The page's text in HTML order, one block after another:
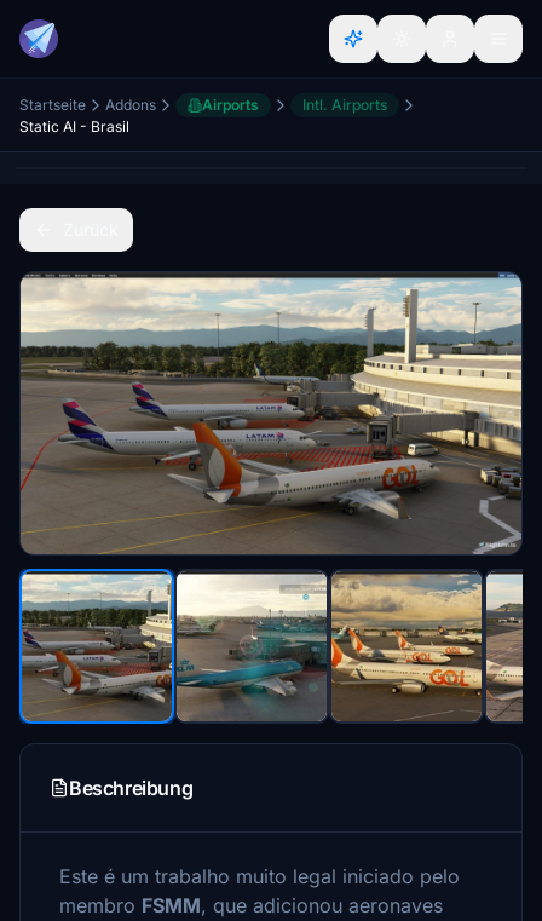
Startseite Addons Airports
Intl. Airports
Static AI - Brasil
Beschreibung
Este é um trabalho muito legal iniciado pelo
membro FSMM, que adicionou aeronaves